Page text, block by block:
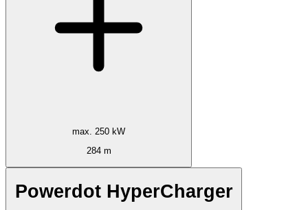
max. 250 kW
284 m
Powerdot HyperCharger